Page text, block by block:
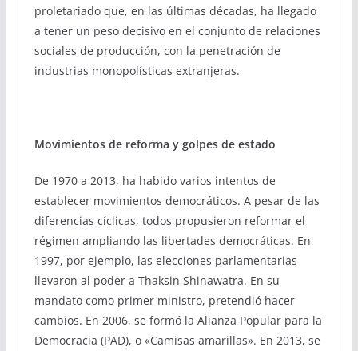
proletariado que, en las últimas décadas, ha llegado
a tener un peso decisivo en el conjunto de relaciones
sociales de producción, con la penetración de
industrias monopolísticas extranjeras.
Movimientos de reforma y golpes de estado
De 1970 a 2013, ha habido varios intentos de
establecer movimientos democráticos. A pesar de las
diferencias cíclicas, todos propusieron reformar el
régimen ampliando las libertades democráticas. En
1997, por ejemplo, las elecciones parlamentarias
llevaron al poder a Thaksin Shinawatra. En su
mandato como primer ministro, pretendió hacer
cambios. En 2006, se formó la Alianza Popular para la
Democracia (PAD), o «Camisas amarillas». En 2013, se